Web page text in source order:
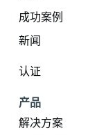
成功案例
新闻
认证
产品
解决方案